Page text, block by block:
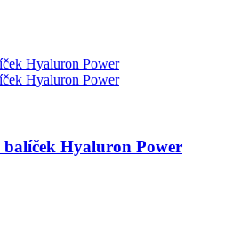
Hyaluron Power